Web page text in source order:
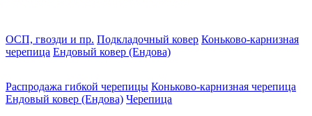
ОСП, гвозди и пр. Подкладочный ковер Коньково-карнизная
черепица Ендовый ковер (Ендова)
Распродажа гибкой черепицы Коньково-карнизная черепица
Ендовый ковер (Ендова) Черепица